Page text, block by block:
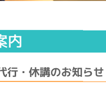
内
行・休講のお知らせ